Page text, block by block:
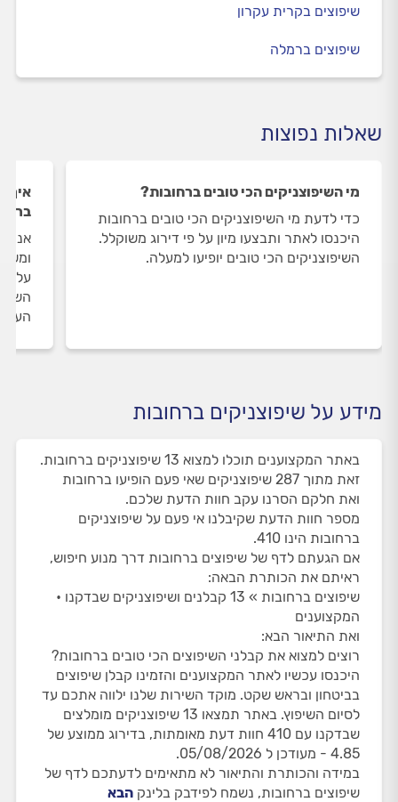
שיפוצים בקרית עקרון
שיפוצים ברמלה
שאלות נפוצות
מי השיפוצניקים הכי טובים ברחובות?
כדי לדעת מי השיפוצניקים הכי טובים ברחובות
היכנסו לאתר ותבצעו מיון על פי דירוג משוקלל.
השיפוצניקים הכי טובים יופיעו למעלה.
איך
על
מידע על שיפוצניקים ברחובות
באתר המקצוענים תוכלו למצוא 13 שיפוצניקים ברחובות.
זאת מתוך 287 שיפוצניקים שאי פעם הופיעו ברחובות
ואת חלקם הסרנו עקב חוות הדעת שלכם.
מספר חוות הדעת שקיבלנו אי פעם על שיפוצניקים
ברחובות הינו 410.
אם הגעתם לדף של שיפוצים ברחובות דרך מנוע חיפוש,
ראיתם את הכותרת הבאה:
שיפוצים ברחובות » 13 קבלנים ושיפוצניקים שבדקנו •
המקצוענים
ואת התיאור הבא:
רוצים למצוא את קבלני השיפוצים הכי טובים ברחובות?
היכנסו עכשיו לאתר המקצוענים והזמינו קבלן שיפוצים
בביטחון ובראש שקט. מוקד השירות שלנו ילווה אתכם עד
לסיום השיפוץ. באתר תמצאו 13 שיפוצניקים מומלצים
שבדקנו עם 410 חוות דעת מאומתות, בדירוג ממוצע של
4.85 - מעודכן ל 05/08/2026.
במידה והכותרת והתיאור לא מתאימים לדעתכם לדף של
שיפוצים ברחובות, נשמח לפידבק בלינק הבא